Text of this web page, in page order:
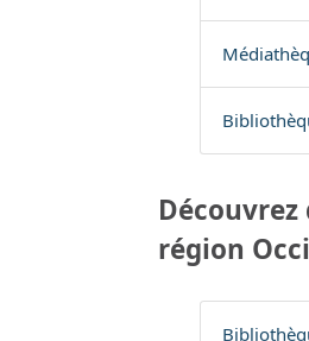
région